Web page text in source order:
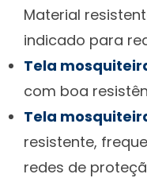
Material
indicado para
Tela
com boa
Tela
resistente,
redes de